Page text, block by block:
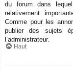
du forum dans
relativement
Comme pour les
publier des sujets
l’administrateur.
Haut